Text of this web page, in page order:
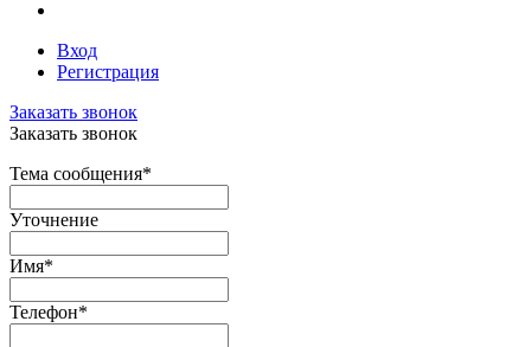
Вход
Регистрация
Заказать звонок
Заказать звонок
Тема сообщения*
Уточнение
Имя*
Телефон*